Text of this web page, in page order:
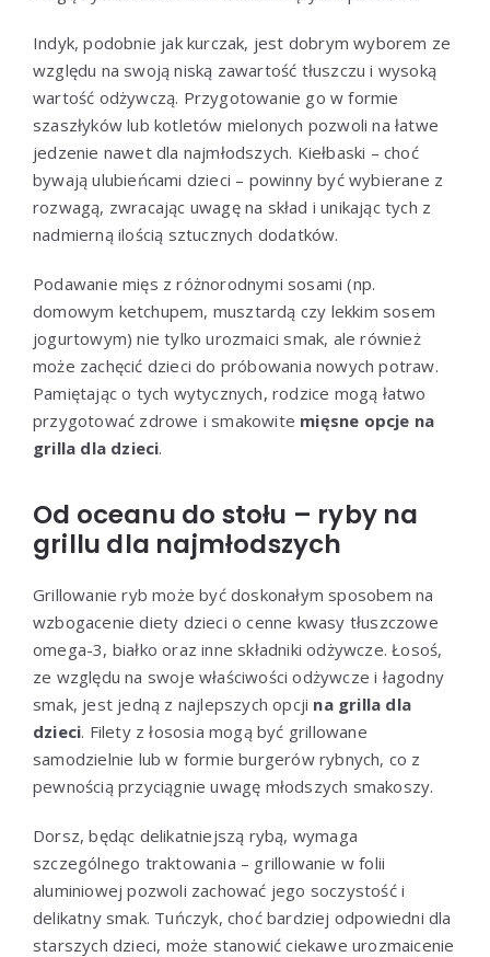
Indyk, podobnie jak kurczak, jest dobrym wyborem ze
względu na swoją niską zawartość tłuszczu i wysoką
wartość odżywczą. Przygotowanie go w formie
szaszłyków lub kotletów mielonych pozwoli na łatwe
jedzenie nawet dla najmłodszych. Kiełbaski – choć
bywają ulubieńcami dzieci – powinny być wybierane z
rozwagą, zwracając uwagę na skład i unikając tych z
nadmierną ilością sztucznych dodatków.
Podawanie mięs z różnorodnymi sosami (np.
domowym ketchupem, musztardą czy lekkim sosem
jogurtowym) nie tylko urozmaici smak, ale również
może zachęcić dzieci do próbowania nowych potraw.
Pamiętając o tych wytycznych, rodzice mogą łatwo
przygotować zdrowe i smakowite mięsne opcje na
grilla dla dzieci.
Od oceanu do stołu – ryby na
grillu dla najmłodszych
Grillowanie ryb może być doskonałym sposobem na
wzbogacenie diety dzieci o cenne kwasy tłuszczowe
omega-3, białko oraz inne składniki odżywcze. Łosoś,
ze względu na swoje właściwości odżywcze i łagodny
smak, jest jedną z najlepszych opcji na grilla dla
dzieci. Filety z łososia mogą być grillowane
samodzielnie lub w formie burgerów rybnych, co z
pewnością przyciągnie uwagę młodszych smakoszy.
Dorsz, będąc delikatniejszą rybą, wymaga
szczególnego traktowania – grillowanie w folii
aluminiowej pozwoli zachować jego soczystość i
delikatny smak. Tuńczyk, choć bardziej odpowiedni dla
starszych dzieci, może stanowić ciekawe urozmaicenie